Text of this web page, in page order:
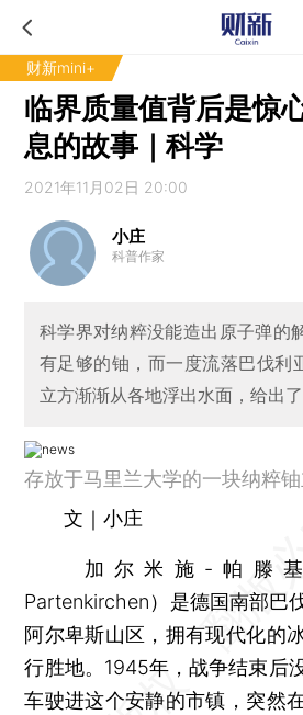
财新mini+
临界质量值背后是惊
息的故事｜科学
2021年11月02日 20:00
小庄
科普作家
科学界对纳粹没能造出原子弹的
有足够的铀，而一度流落巴伐利
立方渐渐从各地浮出水面，给出
存放于马里兰大学的一块纳粹铀
文｜小庄
加尔米施-帕滕基兴
Partenkirchen）是德国南部巴
阿尔卑斯山区，拥有现代化的
行胜地。1945年，战争结束后
车驶进这个安静的市镇，突然